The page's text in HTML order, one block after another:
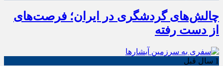
چالش‌های گردشگری در ایران؛ فرصت‌های
از دست رفته
1 سال قبل